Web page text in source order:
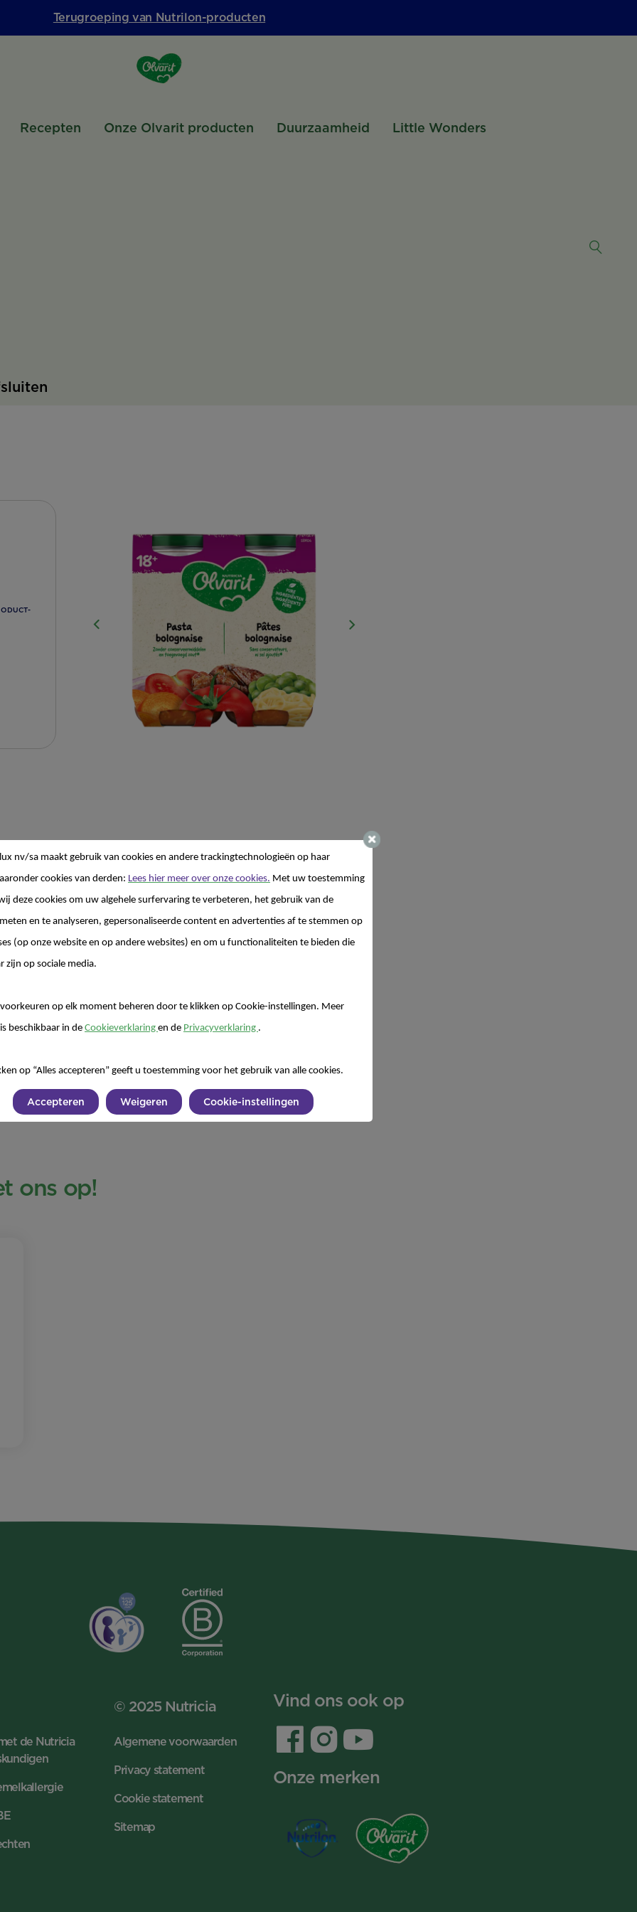
Terugroeping van Nutrilon-producten
Recepten Onze Olvarit producten Duurzaamheid Little Wonders
hij wil
Daarom heeft
kan eten en op
uit 7 volledige
tot 3-jarigen
ons op!
de Nutricia
© 2025 Nutricia
Algemene voorwaarden
Privacy statement
Cookie statement
Sitemap
Vind ons ook op
Onze merken
nv/sa maakt gebruik van cookies en andere trackingtechnologieën op haar
cookies van derden: Lees hier meer over onze cookies. Met uw toestemming
deze cookies om uw algehele surfervaring te verbeteren, het gebruik van de
en te analyseren, gepersonaliseerde content en advertenties af te stemmen op
(op onze website en op andere websites) en om u functionaliteiten te bieden die
zijn op sociale media.
op elk moment beheren door te klikken op Cookie-instellingen. Meer
beschikbaar in de Cookieverklaring en de Privacyverklaring .
op “Alles accepteren” geeft u toestemming voor het gebruik van alle cookies.
Accepteren Weigeren Cookie-instellingen